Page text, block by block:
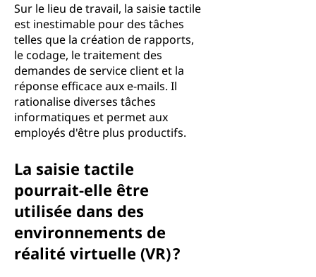
Sur le lieu de travail, la saisie tactile
est inestimable pour des tâches
telles que la création de rapports,
le codage, le traitement des
demandes de service client et la
réponse efficace aux e-mails. Il
rationalise diverses tâches
informatiques et permet aux
employés d'être plus productifs.
La saisie tactile
pourrait-elle être
utilisée dans des
environnements de
réalité virtuelle (VR) ?